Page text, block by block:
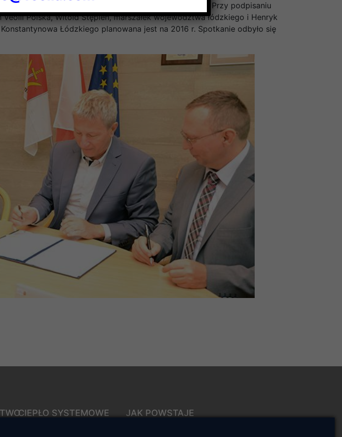
prezes zarządu i Sławomir Turkowski, prokurent. Przy podpisaniu
Polska, Witold Stępień, marszałek województwa łódzkiego i Henryk
Łódzkiego planowana jest na 2016 r. Spotkanie odbyło się
CIEPŁO SYSTEMOWE
JAK POWSTAJE